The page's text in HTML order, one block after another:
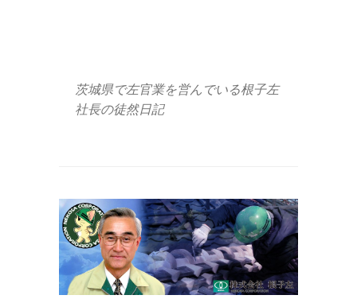
茨城県で左官業を営んでいる根子左
社長の徒然日記